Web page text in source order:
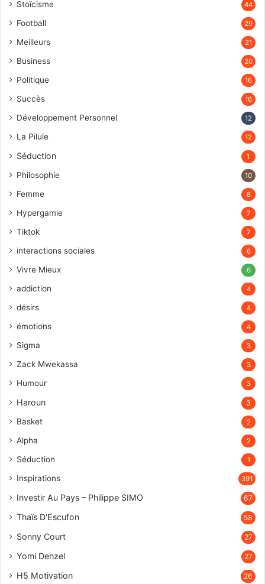
Stoïcisme 44
Football 29
Meilleurs 21
Business 20
Politique 16
Succès 16
Développement Personnel 12
La Pilule 12
Séduction 1
Philosophie 10
Femme 8
Hypergamie 7
Tiktok 7
interactions sociales 6
Vivre Mieux 6
addiction 4
désirs 4
émotions 4
Sigma 3
Zack Mwekassa 3
Humour 3
Haroun 3
Basket 2
Alpha 2
Séduction 1
Inspirations 391
Investir Au Pays – Philippe SIMO 67
Thaïs D'Escufon 58
Sonny Court 27
Yomi Denzel 27
H5 Motivation 26